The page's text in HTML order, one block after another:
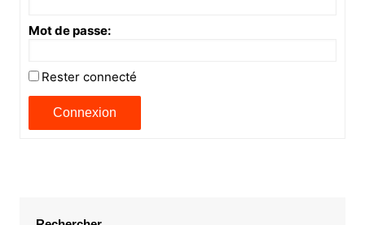
Mot de passe:
Rester connecté
Connexion